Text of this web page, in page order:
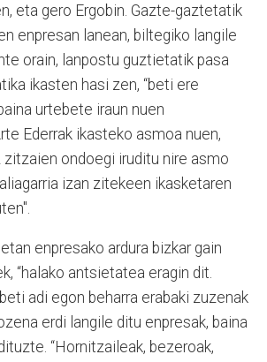
eta gero Ergobin. Gazte-gaztetatik
enpresan lanean, biltegiko langile
orain, lanpostu guztietatik pasa
ikasten hasi zen, “beti ere
urtebete iraun nuen
Ederrak ikasteko asmoa nuen,
zitzaien ondoegi iruditu nire asmo
izan zitekeen ikasketaren
enpresako ardura bizkar gain
“halako antsietatea eragin dit.
adi egon beharra erabaki zuzenak
erdi langile ditu enpresak, baina
“Hornitzaileak, bezeroak,